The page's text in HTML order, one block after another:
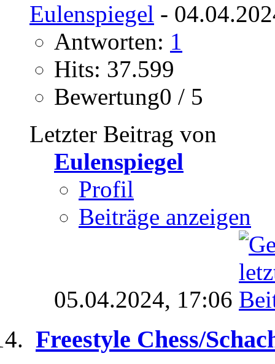
Eulenspiegel -
Antworten: 1
Hits: 37.599
Bewertung0 / 5
Letzter Beitrag von
Eulenspiegel
Profil
Beiträge anzeigen
05.04.2024, 17:06
Freestyle Chess/